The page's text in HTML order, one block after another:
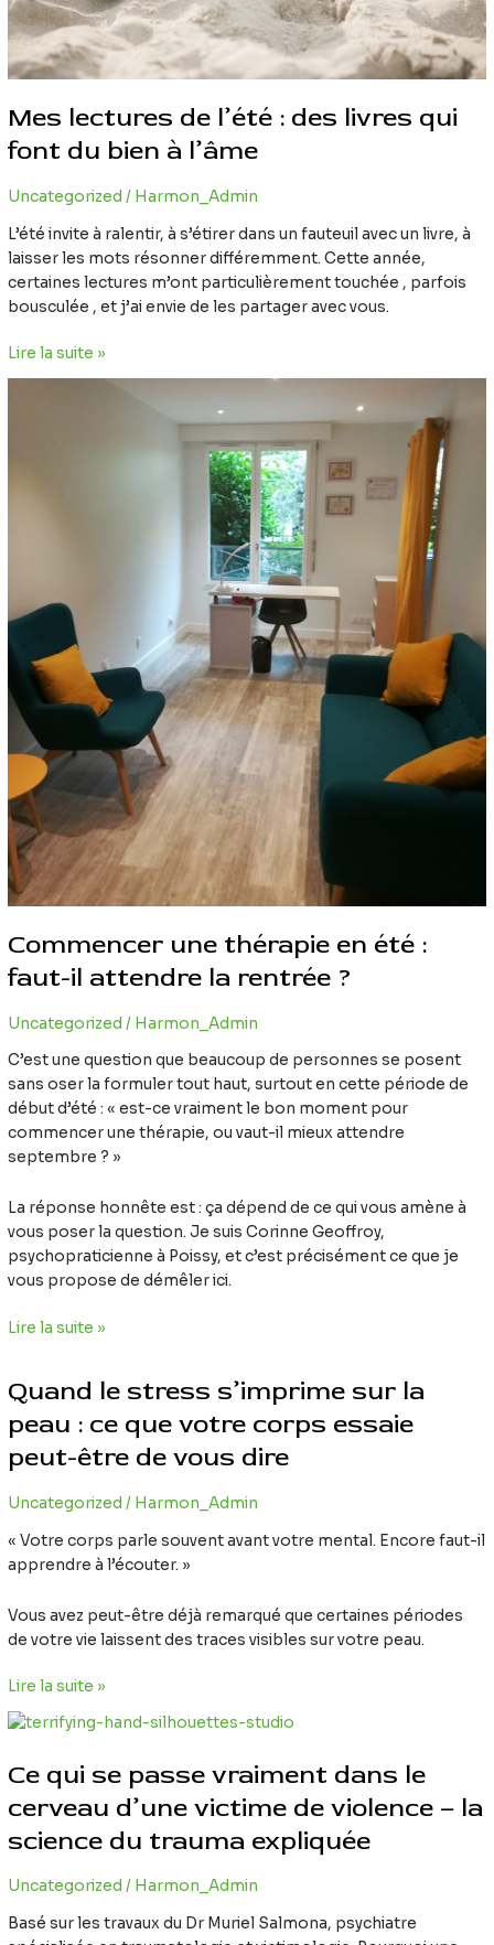
Mes lectures de l’été : des livres qui
font du bien à l’âme
Uncategorized / Harmon_Admin
L’été invite à ralentir, à s’étirer dans un fauteuil avec un livre, à
laisser les mots résonner différemment. Cette année,
certaines lectures m’ont particulièrement touchée , parfois
bousculée , et j’ai envie de les partager avec vous.
bien
à
l’âme
Lire la suite »
Commencer une thérapie en été :
faut-il attendre la rentrée ?
Uncategorized / Harmon_Admin
C’est une question que beaucoup de personnes se posent
sans oser la formuler tout haut, surtout en cette période de
début d’été : « est-ce vraiment le bon moment pour
commencer une thérapie, ou vaut-il mieux attendre
septembre ? »
La réponse honnête est : ça dépend de ce qui vous amène à
vous poser la question. Je suis Corinne Geoffroy,
psychopraticienne à Poissy, et c’est précisément ce que je
vous propose de démêler ici.
Lire la suite »
Quand le stress s’imprime sur la
peau : ce que votre corps essaie
peut-être de vous dire
Uncategorized / Harmon_Admin
« Votre corps parle souvent avant votre mental. Encore faut-il
apprendre à l’écouter. »
Vous avez peut-être déjà remarqué que certaines périodes
de votre vie laissent des traces visibles sur votre peau.
le
s’imprime
sur
peau
ce
votre
corps
peut-
de
dire
Lire la suite »
Ce qui se passe vraiment dans le
cerveau d’une victime de violence – la
science du trauma expliquée
Uncategorized / Harmon_Admin
Basé sur les travaux du Dr Muriel Salmona, psychiatre
Ce
se
vraiment
dans
cerveau
d’une
victime